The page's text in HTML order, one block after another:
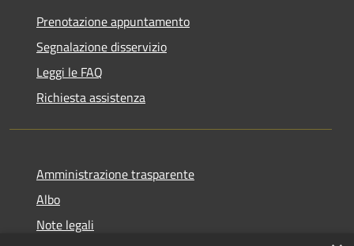
Prenotazione appuntamento
Segnalazione disservizio
Leggi le FAQ
Richiesta assistenza
Amministrazione trasparente
Albo
Note legali